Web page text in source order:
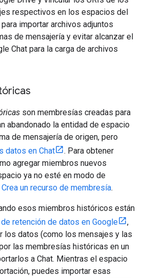
respectivos en los espacios del
importar archivos adjuntos
de mensajería y evitar alcanzar el
Chat para la carga de archivos
son membresías creadas para
abandonado la entidad de espacio
de mensajería de origen, pero
datos en Chat
. Para obtener
agregar miembros nuevos
ya no esté en modo de
Crea un recurso de membresía.
esos miembros históricos están
retención de datos en Google
,
los datos (como los mensajes y las
las membresías históricas en un
a Chat. Mientras el espacio
puedes importar esas